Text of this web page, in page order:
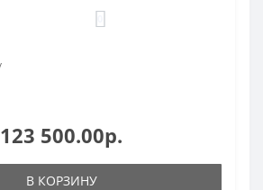
123 500.00р.
В КОРЗИНУ